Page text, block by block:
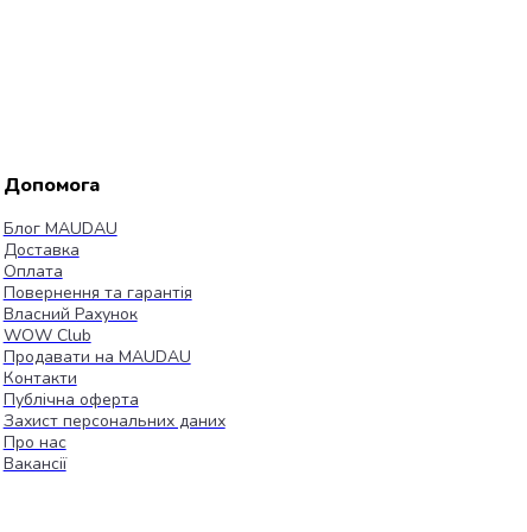
Допомога
Блог MAUDAU
Доставка
Оплата
Повернення та гарантія
Власний Рахунок
WOW Club
Продавати на MAUDAU
Контакти
Публічна оферта
Захист персональних даних
Про нас
Вакансії